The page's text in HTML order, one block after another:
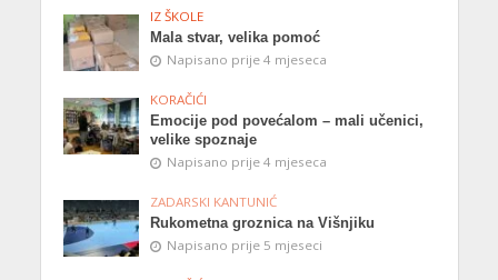
IZ ŠKOLE
Mala stvar, velika pomoć
Napisano prije 4 mjeseca
KORAČIĆI
Emocije pod povećalom – mali učenici,
velike spoznaje
Napisano prije 4 mjeseca
ZADARSKI KANTUNIĆ
Rukometna groznica na Višnjiku
Napisano prije 5 mjeseci